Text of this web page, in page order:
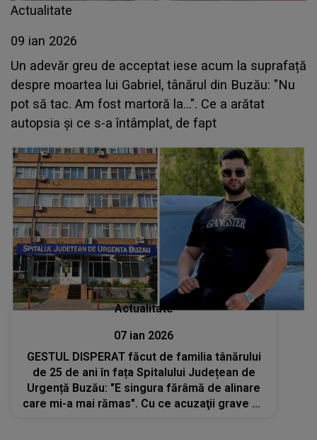
Actualitate
09 ian 2026
Un adevăr greu de acceptat iese acum la suprafață
despre moartea lui Gabriel, tânărul din Buzău: "Nu
pot să tac. Am fost martoră la...". Ce a arătat
autopsia și ce s-a întâmplat, de fapt
Actualitate
07 ian 2026
GESTUL DISPERAT făcut de familia tânărului
de 25 de ani în fața Spitalului Județean de
Urgență Buzău: "E singura fărâmă de alinare
care mi-a mai rămas". Cu ce acuzaţii grave se